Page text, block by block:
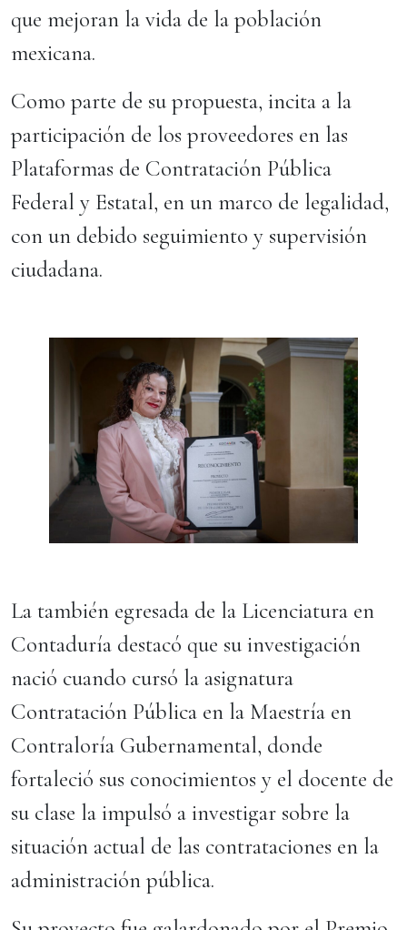
que mejoran la vida de la población
mexicana.
Como parte de su propuesta, incita a la
participación de los proveedores en las
Plataformas de Contratación Pública
Federal y Estatal, en un marco de legalidad,
con un debido seguimiento y supervisión
ciudadana.
La también egresada de la Licenciatura en
Contaduría destacó que su investigación
nació cuando cursó la asignatura
Contratación Pública en la Maestría en
Contraloría Gubernamental, donde
fortaleció sus conocimientos y el docente de
su clase la impulsó a investigar sobre la
situación actual de las contrataciones en la
administración pública.